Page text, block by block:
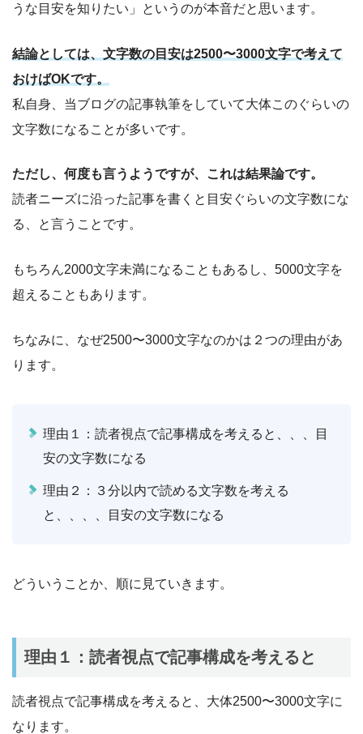
うな目安を知りたい」というのが本音だと思います。
結論としては、文字数の目安は2500〜3000文字で考えて
おけばOKです。
私自身、当ブログの記事執筆をしていて大体このぐらいの
文字数になることが多いです。
ただし、何度も言うようですが、これは結果論です。
読者ニーズに沿った記事を書くと目安ぐらいの文字数にな
る、と言うことです。
もちろん2000文字未満になることもあるし、5000文字を
超えることもあります。
ちなみに、なぜ2500〜3000文字なのかは２つの理由があ
ります。
理由１：読者視点で記事構成を考えると、、、目
安の文字数になる
理由２：３分以内で読める文字数を考える
と、、、、目安の文字数になる
どういうことか、順に見ていきます。
理由１：読者視点で記事構成を考えると
読者視点で記事構成を考えると、大体2500〜3000文字に
なります。